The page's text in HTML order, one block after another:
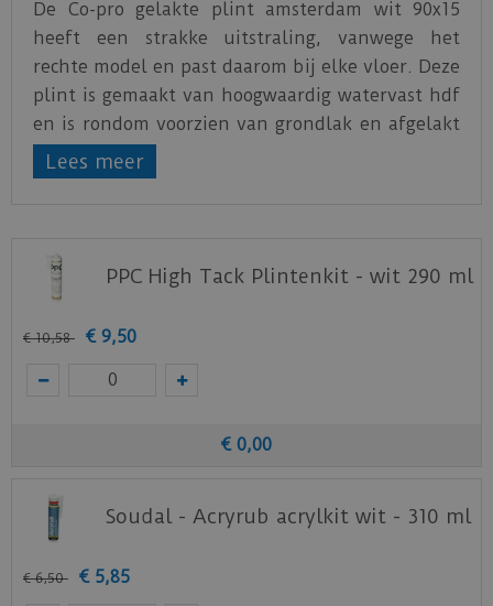
De Co-pro gelakte plint amsterdam wit 90x15
heeft een strakke uitstraling, vanwege het
rechte model en past daarom bij elke vloer. Deze
plint is gemaakt van hoogwaardig watervast hdf
en is rondom voorzien van grondlak en afgelakt
met een milieuvriendelijke watergedragen lak.
De Co-pro gelakte plint amsterdam wit 90x15
Lees meer
PPC High Tack Plintenkit - wit 290 ml
€ 10,58 € 9,50
€ 0,00
Soudal - Acryrub acrylkit wit - 310 ml
€ 6,50 € 5,85